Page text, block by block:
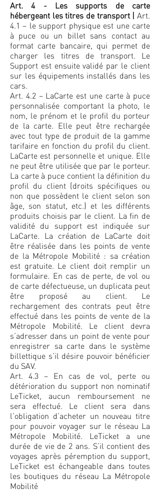
Art. 4 - Les supports de carte
hébergeant les titres de transport | Art.
4.1 – le support physique est une carte
à puce ou un billet sans contact au
format carte bancaire, qui permet de
charger les titres de transport. Le
Support est ensuite validé par le client
sur les équipements installés dans les
cars.
Art. 4.2 – LaCarte est une carte à puce
personnalisée comportant la photo, le
nom, le prénom et le profil du porteur
de la carte. Elle peut être rechargée
avec tout type de produit de la gamme
tarifaire en fonction du profil du client.
LaCarte est personnelle et unique. Elle
ne peut être utilisée que par le porteur.
La carte à puce contient la définition du
profil du client (droits spécifiques ou
non que possèdent le client selon son
âge, son statut, etc.) et les différents
produits choisis par le client. La fin de
validité du support est indiquée sur
LaCarte. La création de LaCarte doit
être réalisée dans les points de vente
de la Métropole Mobilité : sa création
est gratuite. Le client doit remplir un
formulaire. En cas de perte, de vol ou
de carte défectueuse, un duplicata peut
être proposé au client. Le
rechargement des contrats peut être
effectué dans les points de vente de la
Métropole Mobilité. Le client devra
s’adresser dans un point de vente pour
enregistrer sa carte dans le système
billettique s’il désire pouvoir bénéficier
du SAV.
Art. 4.3 – En cas de vol, perte ou
détérioration du support non nominatif
LeTicket, aucun remboursement ne
sera effectué. Le client sera dans
l’obligation d’acheter un nouveau titre
pour pouvoir voyager sur le réseau La
Métropole Mobilité. LeTicket a une
durée de vie de 2 ans. S’il contient des
voyages après péremption du support,
LeTicket est échangeable dans toutes
les boutiques du réseau La Métropole
Mobilité